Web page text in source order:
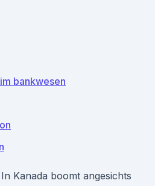
bankwesen
Kanada boomt angesichts